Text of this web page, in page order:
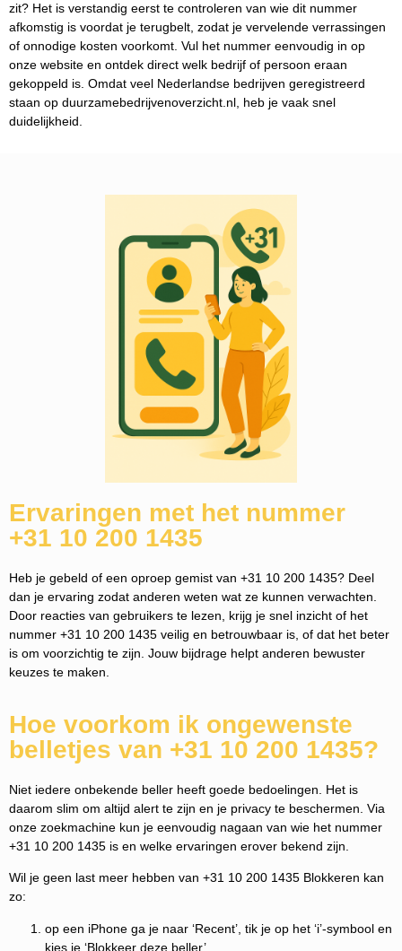
zit? Het is verstandig eerst te controleren van wie dit nummer
afkomstig is voordat je terugbelt, zodat je vervelende verrassingen
of onnodige kosten voorkomt. Vul het nummer eenvoudig in op
onze website en ontdek direct welk bedrijf of persoon eraan
gekoppeld is. Omdat veel Nederlandse bedrijven geregistreerd
staan op duurzamebedrijvenoverzicht.nl, heb je vaak snel
duidelijkheid.
Ervaringen met het nummer
+31 10 200 1435
Heb je gebeld of een oproep gemist van +31 10 200 1435? Deel
dan je ervaring zodat anderen weten wat ze kunnen verwachten.
Door reacties van gebruikers te lezen, krijg je snel inzicht of het
nummer +31 10 200 1435 veilig en betrouwbaar is, of dat het beter
is om voorzichtig te zijn. Jouw bijdrage helpt anderen bewuster
keuzes te maken.
Hoe voorkom ik ongewenste
belletjes van +31 10 200 1435?
Niet iedere onbekende beller heeft goede bedoelingen. Het is
daarom slim om altijd alert te zijn en je privacy te beschermen. Via
onze zoekmachine kun je eenvoudig nagaan van wie het nummer
+31 10 200 1435 is en welke ervaringen erover bekend zijn.
Wil je geen last meer hebben van +31 10 200 1435 Blokkeren kan
zo:
op een iPhone ga je naar ‘Recent’, tik je op het ‘i’-symbool en
kies je ‘Blokkeer deze beller’.